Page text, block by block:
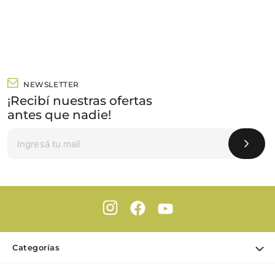
NEWSLETTER
¡Recibí nuestras ofertas
antes que nadie!
Categorías